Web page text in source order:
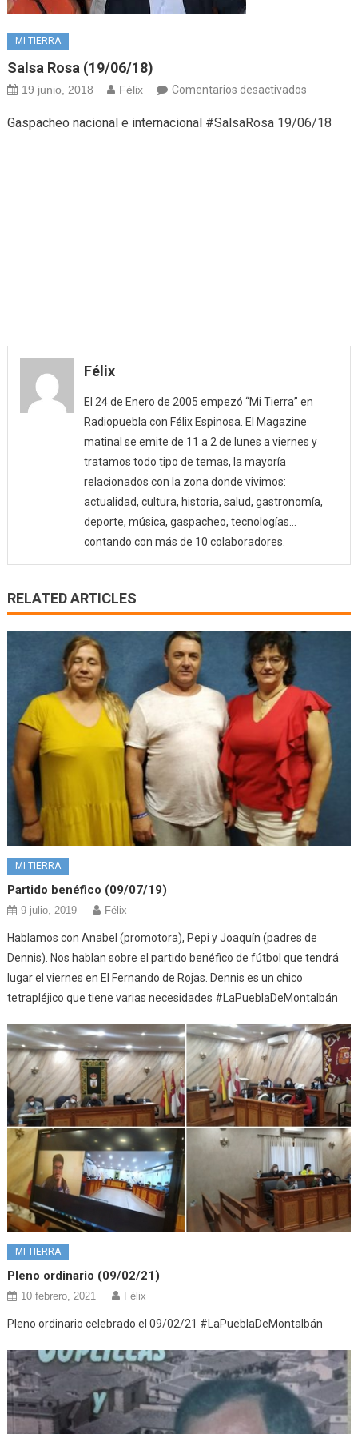
MI TIERRA
Salsa Rosa (19/06/18)
19 junio, 2018 Félix Comentarios desactivadosen
Rosa
Gaspacheo nacional e internacional #SalsaRosa 19/06/18
Félix
El 24 de Enero de 2005 empezó “Mi Tierra” en
Radiopuebla con Félix Espinosa. El Magazine
matinal se emite de 11 a 2 de lunes a viernes y
tratamos todo tipo de temas, la mayoría
relacionados con la zona donde vivimos:
actualidad, cultura, historia, salud, gastronomía,
deporte, música, gaspacheo, tecnologías…
contando con más de 10 colaboradores.
RELATED ARTICLES
MI TIERRA
Partido benéfico (09/07/19)
9 julio, 2019 Félix
Hablamos con Anabel (promotora), Pepi y Joaquín (padres de
Dennis). Nos hablan sobre el partido benéfico de fútbol que tendrá
lugar el viernes en El Fernando de Rojas. Dennis es un chico
tetrapléjico que tiene varias necesidades #LaPueblaDeMontalbán
MI TIERRA
Pleno ordinario (09/02/21)
10 febrero, 2021 Félix
Pleno ordinario celebrado el 09/02/21 #LaPueblaDeMontalbán